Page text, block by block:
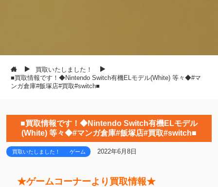
買取いたしました！
■買取情報です！◆Nintendo Switch有機ELモデル(White) 等々◆#マ
ンガ倉庫#飯塚店#買取#switch■
■買取情報です！◆Nintendo Switch有機ELモデル
(White) 等々◆#マンガ倉庫#飯塚店#買取#switch■
買取いたしました！ ゲーム 2022年6月8日
★ゲームコーナーより買取情報★